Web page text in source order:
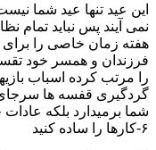
این عید تنها عید شما
نمی آیند پس نباید تمام
هفته زمان خاصی را برای
فرزندان و همسر خود
را مرتب کرده اسباب
گردگیری قفسه ها سرجای
شما برمیدارد بلکه
۶-کارها را ساده کنید